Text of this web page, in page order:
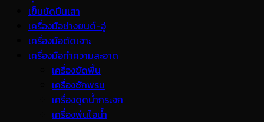
เข็มขัดปีนเสา
เครื่องมือช่างยนต์-อู่
เครื่องมือตัดเจาะ
เครื่องมือทำความสะอาด
เครื่องขัดพื้น
เครื่องซักพรม
เครื่องดูดน้ำกระจก
เครื่องพ่นไอน้ำ